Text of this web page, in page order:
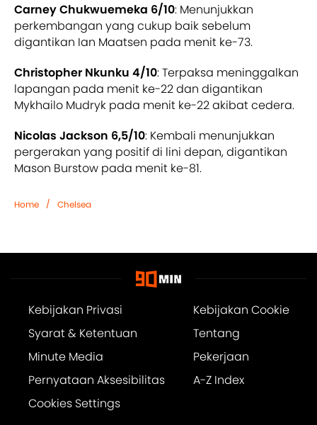
Carney Chukwuemeka 6/10: Menunjukkan
perkembangan yang cukup baik sebelum
digantikan Ian Maatsen pada menit ke-73.
Christopher Nkunku 4/10: Terpaksa meninggalkan
lapangan pada menit ke-22 dan digantikan
Mykhailo Mudryk pada menit ke-22 akibat cedera.
Nicolas Jackson 6,5/10: Kembali menunjukkan
pergerakan yang positif di lini depan, digantikan
Mason Burstow pada menit ke-81.
Home / Chelsea
Kebijakan Privasi
Kebijakan Cookie
Syarat & Ketentuan
Tentang
Minute Media
Pekerjaan
Pernyataan Aksesibilitas
A-Z Index
Cookies Settings